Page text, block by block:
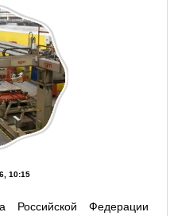
10:15
Российской Федерации